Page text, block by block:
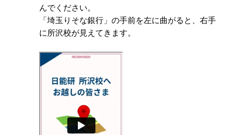
んでください。
「埼玉りそな銀行」の手前を左に曲がると、右手
に所沢校が見えてきます。